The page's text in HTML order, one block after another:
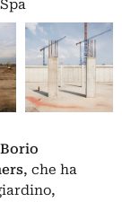
Borio
, che ha